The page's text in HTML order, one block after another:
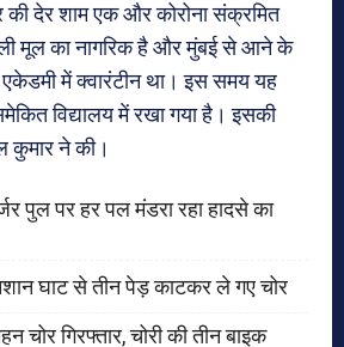
देर शाम एक और कोरोना संक्रमित
मूल का नागरिक है और मुंबई से आने के
एकेडमी में क्वारंटीन था। इस समय यह
विद्यालय में रखा गया है। इसकी
कुमार ने की।
पुल पर हर पल मंडरा रहा हादसे का
घाट से तीन पेड़ काटकर ले गए चोर
चोर गिरफ्तार, चोरी की तीन बाइक